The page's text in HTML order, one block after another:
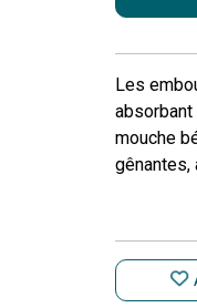
Les
mouche
gênantes,